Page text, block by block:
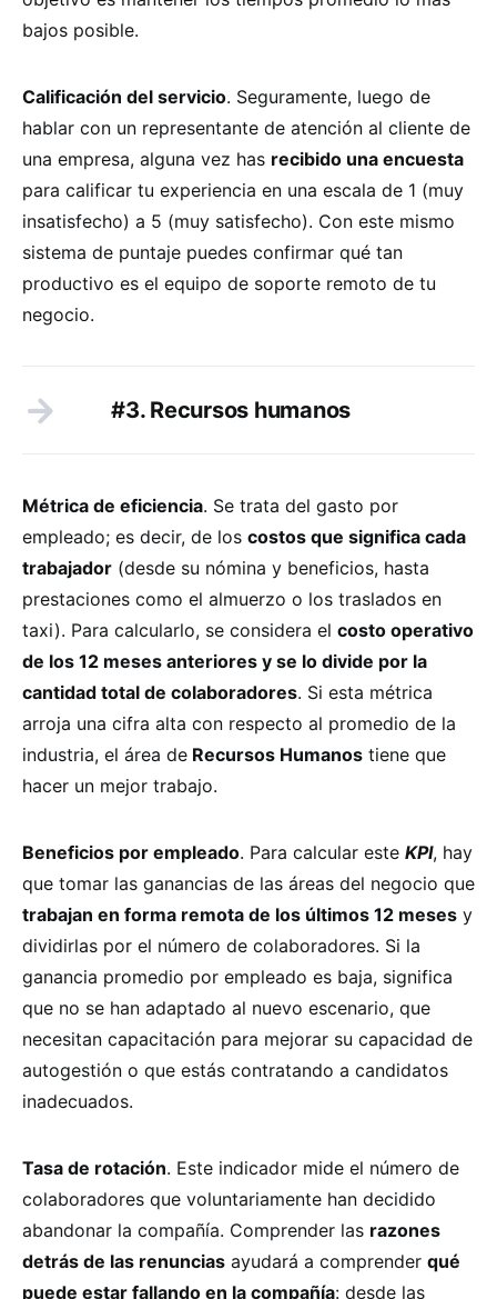
bajos posible.
Calificación del servicio. Seguramente, luego de
hablar con un representante de atención al cliente de
una empresa, alguna vez has recibido una encuesta
para calificar tu experiencia en una escala de 1 (muy
insatisfecho) a 5 (muy satisfecho). Con este mismo
sistema de puntaje puedes confirmar qué tan
productivo es el equipo de soporte remoto de tu
negocio.
#3. Recursos humanos
Métrica de eficiencia. Se trata del gasto por
empleado; es decir, de los costos que significa cada
trabajador (desde su nómina y beneficios, hasta
prestaciones como el almuerzo o los traslados en
taxi). Para calcularlo, se considera el costo operativo
de los 12 meses anteriores y se lo divide por la
cantidad total de colaboradores. Si esta métrica
arroja una cifra alta con respecto al promedio de la
industria, el área de Recursos Humanos tiene que
hacer un mejor trabajo.
Beneficios por empleado. Para calcular este KPI, hay
que tomar las ganancias de las áreas del negocio que
trabajan en forma remota de los últimos 12 meses y
dividirlas por el número de colaboradores. Si la
ganancia promedio por empleado es baja, significa
que no se han adaptado al nuevo escenario, que
necesitan capacitación para mejorar su capacidad de
autogestión o que estás contratando a candidatos
inadecuados.
Tasa de rotación. Este indicador mide el número de
colaboradores que voluntariamente han decidido
abandonar la compañía. Comprender las razones
detrás de las renuncias ayudará a comprender qué
puede estar fallando en la compañía: desde las